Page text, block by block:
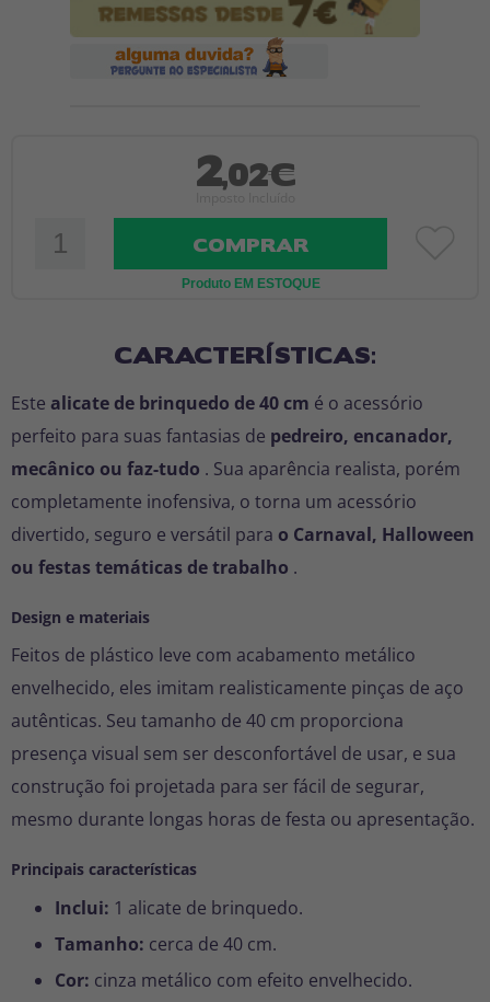
2,02€
COMPRAR
Produto EM ESTOQUE
CARACTERÍSTICAS:
Este alicate de brinquedo de 40 cm é o acessório
perfeito para suas fantasias de pedreiro, encanador,
mecânico ou faz-tudo . Sua aparência realista, porém
completamente inofensiva, o torna um acessório
divertido, seguro e versátil para o Carnaval, Halloween
ou festas temáticas de trabalho .
Design e materiais
Feitos de plástico leve com acabamento metálico
envelhecido, eles imitam realisticamente pinças de aço
autênticas. Seu tamanho de 40 cm proporciona
presença visual sem ser desconfortável de usar, e sua
construção foi projetada para ser fácil de segurar,
mesmo durante longas horas de festa ou apresentação.
Principais características
Inclui: 1 alicate de brinquedo.
Tamanho: cerca de 40 cm.
Cor: cinza metálico com efeito envelhecido.